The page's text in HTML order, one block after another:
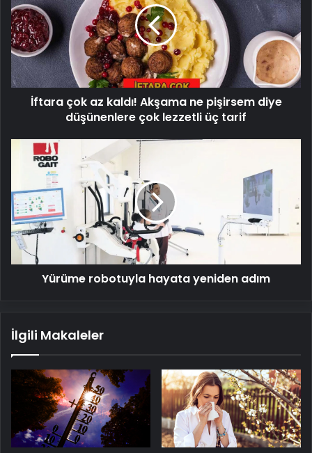
kaldı!
Akşama
ne
pişirsem
diye
düşünenlere
İftara çok az kaldı! Akşama ne pişirsem diye
düşünenlere çok lezzetli üç tarif
Yürüme
robotuyla
yeniden
adım
Yürüme robotuyla hayata yeniden adım
İlgili Makaleler